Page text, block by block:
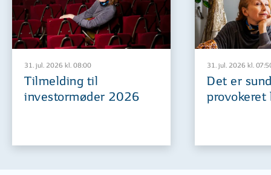
31. jul. 2026 kl. 08:00
Tilmelding til
investormøder 2026
31. jul. 2026 kl.
Det er
provokeret